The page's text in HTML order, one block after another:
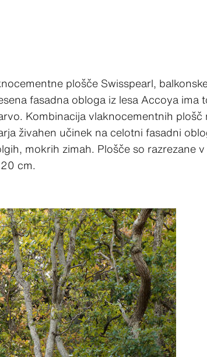
plošče Swisspearl,
fasadna obloga iz lesa Accoya ima
Kombinacija vlaknocementnih plošč
živahen učinek na celotni fasadni
mokrih zimah. Plošče so razrezane
cm.